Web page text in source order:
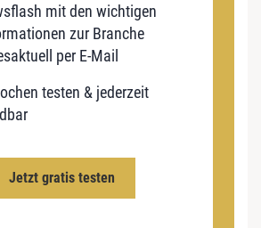
mit den wichtigen
zur Branche
per E-Mail
testen & jederzeit
Jetzt gratis testen